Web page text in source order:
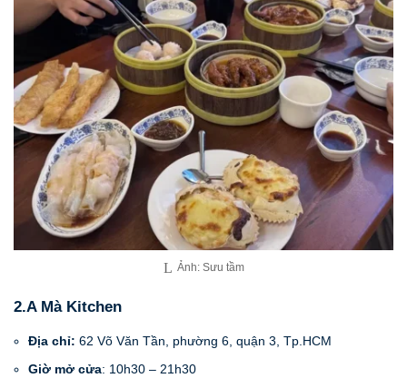
Ảnh: Sưu tầm
2.A Mà Kitchen
Địa chỉ: 62 Võ Văn Tần, phường 6, quận 3, Tp.HCM
Giờ mở cửa: 10h30 – 21h30